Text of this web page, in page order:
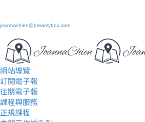
joannachien@dreamybox.com
網站導覽
訂閱電子報
往期電子報
課程與服務
正規課程